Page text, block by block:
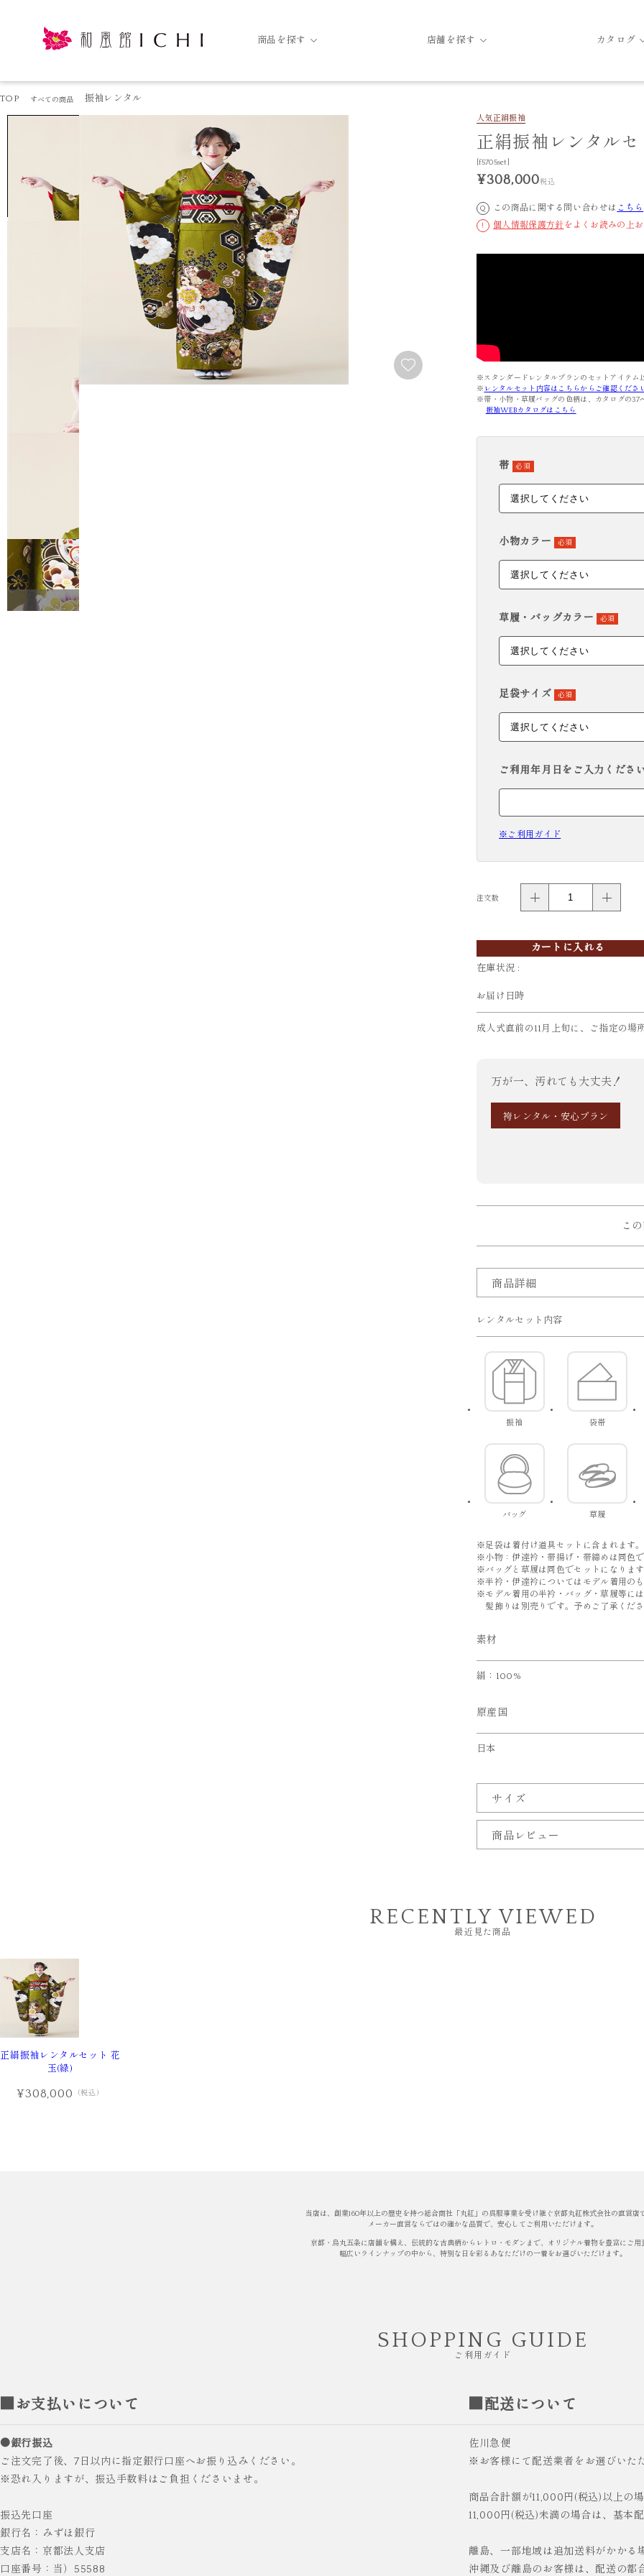
商品を探す
HAKAMA
RENTAL
袴レンタル
FURISODE
振袖
店舗を探す カタログ
TOP すべての商品 振袖レンタル
人気 正絹振袖
正絹振袖レンタル
[f5705set]
¥308,000税込
Q この商品に関する問い合わせは こちら
! 個人情報保護方針をよくお読みの上
※スタンダードレンタルプランのセットアイテム
※ レンタルセット内容はこちらからご確認くださ
※帯・小物・草履バッグの色柄は、カタログの37
振袖WEBカタログはこちら
帯 必須
小物カラー 必須
草履・バッグカラー 必須
足袋サイズ 必須
ご利用年月日をご入力くださ
※ご利用ガイド
注文数
カートに入れる
在庫状況 :
お届け日時
成人式直前の11月上旬に、ご指定の場
万が一、汚れても大丈夫！
袴レンタル・安心プラン
こ
商品詳細
レンタルセット内容
振袖 袋帯
バッグ 草履
※足袋は着付け道具セットに含まれます。
※小物：伊達衿・帯揚げ・帯締めは同色で
※バッグと草履は同色でセットになります
※半衿・伊達衿についてはモデル着用の
※モデル着用の半衿・バッグ・草履等に
髪飾りは別売りです。予めご了承くださ
素材
絹：100%
原産国
日本
サイズ
商品レビュー
RECENTLY VIEWED
最近見た商品
正絹振袖レンタルセット 花
玉(緑)
¥308,000 （税込）
当店は、創業160年以上の歴史を持つ総合商社「丸紅」の呉服事業を受け継ぐ京都丸紅株式会社の直営店
メーカー直営ならではの確かな品質で、安心してご利用いただけます。
京都・烏丸五条に店舗を構え、伝統的な古典柄からレトロ・モダンまで、オリジナル着物を豊富にご用
幅広いラインナップの中から、特別な日を彩るあなただけの一着をお選びいただけます。
SHOPPING GUIDE
ご利用ガイド
■お支払いについて
●銀行振込
ご注文完了後、7日以内に指定銀行口座へお振り込みください。
※恐れ入りますが、振込手数料はご負担くださいませ。
振込先口座
銀行名：みずほ銀行
支店名：京都法人支店
口座番号：当）55588
■配送について
佐川急便
※お客様にて配送業者をお選びいた
商品合計額が11,000円(税込)以上の
11,000円(税込)未満の場合は、基本
離島、一部地域は追加送料がかかる
沖縄及び離島のお客様は、配送の都